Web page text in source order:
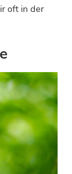
oft in der